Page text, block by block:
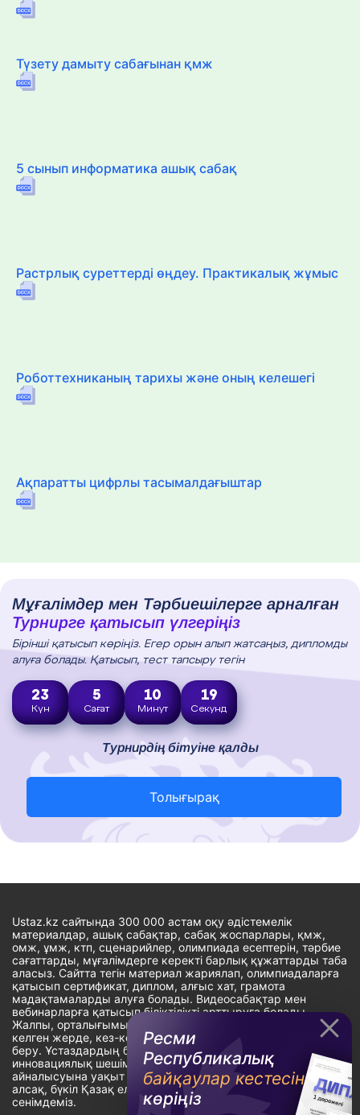
Ресми
Республикалық
байқаулар кестесін
көріңіз
Түзету дамыту сабағынан қмж
5 сынып информатика ашық сабақ
Растрлық суреттерді өңдеу. Практикалық жұмыс
Роботтехниканың тарихы және оның келешегі
Ақпаратты цифрлы тасымалдағыштар
Мұғалімдер мен Тәрбиешілерге арналған
Турнирге қатысып үлгеріңіз
Бірінші қатысып көріңіз. Егер орын алып жатсаңыз, дипломды
алуға болады. Қатысып, тест тапсыру тегін
23
Күн
5
Сағат
10
Минут
18
Секунд
Турнирдің бітуіне қалды
Толығырақ
Ustaz.kz сайтында 300 000 астам оқу әдістемелік
материалдар, ашық сабақтар, сабақ жоспарлары, қмж,
омж, ұмж, ктп, сценарийлер, олимпиада есептерін, тәрбие
сағаттарды, мұғалімдерге керекті барлық құжаттарды таба
аласыз. Сайтта тегін материал жариялап, олимпиадаларға
қатысып сертификат, диплом, алғыс хат, грамота
мадақтамаларды алуға болады. Видеосабақтар мен
вебинарларға қатысып біліктілікті арттыруға болады.
Жалпы, орталығымыздың басты мақсаты: ұстаздарға кез-
келген жерде, кез-келген уақытта білім алуына мүмкіндік
беру. Ұстаздардың барлық өзекті мәселелеріне
инновациялық шешім тауып, шығармашылық жұмыспен
айналысуына уақыт сыйлау. «Ұстаздарға сапалы білім бере
алсақ, бүкіл Қазақ еліне білім бере аламыз» - деген
сенімдеміз.